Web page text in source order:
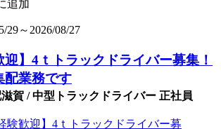
追加
29～2026/08/27
迎】4ｔトラックドライバー募集！
配業務です
賀 / 中型トラックドライバー 正社員